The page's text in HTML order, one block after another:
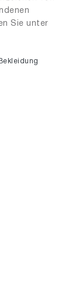
Sie unter